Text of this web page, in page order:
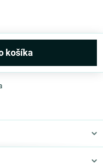
košíka